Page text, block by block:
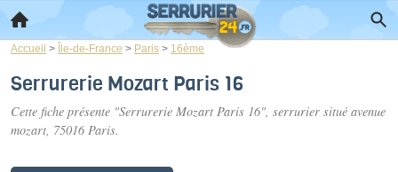
Accueil > Île-de-France > Paris > 16ème
Serrurerie Mozart Paris 16
Cette fiche présente "Serrurerie Mozart Paris 16", serrurier situé avenue
mozart, 75016 Paris.